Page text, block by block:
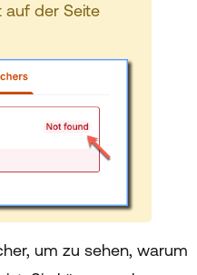
auf der Seite
um zu sehen, warum